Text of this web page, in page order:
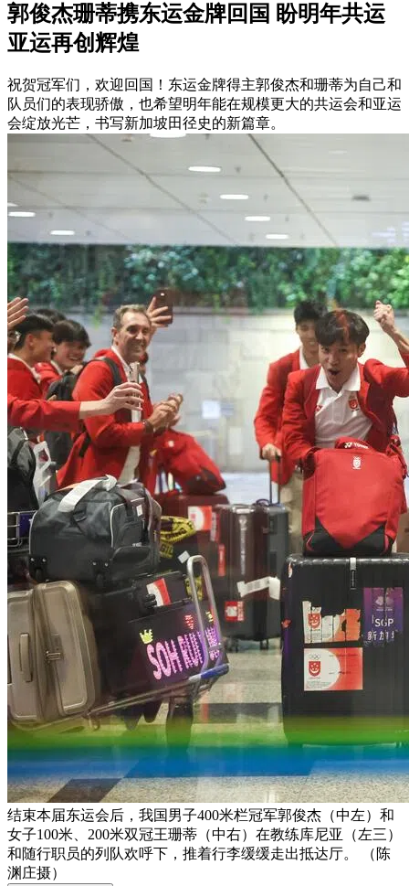
郭俊杰珊蒂携东运金牌回国 盼明年共运
亚运再创辉煌
祝贺冠军们，欢迎回国！东运金牌得主郭俊杰和珊蒂为自己和
队员们的表现骄傲，也希望明年能在规模更大的共运会和亚运
会绽放光芒，书写新加坡田径史的新篇章。
结束本届东运会后，我国男子400米栏冠军郭俊杰（中左）和
女子100米、200米双冠王珊蒂（中右）在教练库尼亚（左三）
和随行职员的列队欢呼下，推着行李缓缓走出抵达厅。 （陈
渊庄摄）